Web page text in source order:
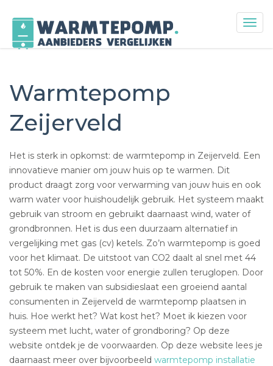
content
Warmtepomp
Zeijerveld
Het is sterk in opkomst: de warmtepomp in Zeijerveld. Een
innovatieve manier om jouw huis op te warmen. Dit
product draagt zorg voor verwarming van jouw huis en ook
warm water voor huishoudelijk gebruik. Het systeem maakt
gebruik van stroom en gebruikt daarnaast wind, water of
grondbronnen. Het is dus een duurzaam alternatief in
vergelijking met gas (cv) ketels. Zo’n warmtepomp is goed
voor het klimaat. De uitstoot van CO2 daalt al snel met 44
tot 50%. En de kosten voor energie zullen teruglopen. Door
gebruik te maken van subsidieslaat een groeiend aantal
consumenten in Zeijerveld de warmtepomp plaatsen in
huis. Hoe werkt het? Wat kost het? Moet ik kiezen voor
systeem met lucht, water of grondboring? Op deze
website ontdek je de voorwaarden. Op deze website lees je
daarnaast meer over bijvoorbeeld warmtepomp installatie